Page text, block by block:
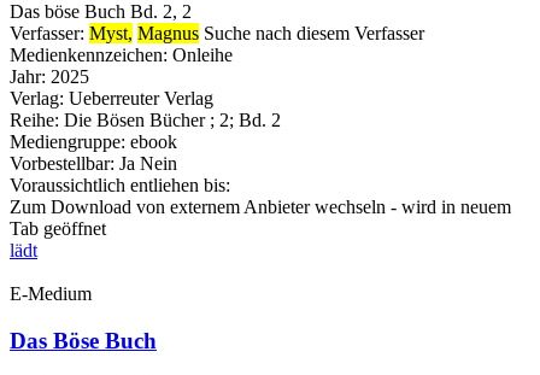
Das böse Buch Bd. 2, 2
Verfasser: Myst, Magnus Suche nach diesem Verfasser
Medienkennzeichen: Onleihe
Jahr: 2025
Verlag: Ueberreuter Verlag
Reihe: Die Bösen Bücher ; 2; Bd. 2
Mediengruppe: ebook
Vorbestellbar: Ja Nein
Voraussichtlich entliehen bis:
Zum Download von externem Anbieter wechseln - wird in neuem
Tab geöffnet
lädt
E-Medium
Das Böse Buch